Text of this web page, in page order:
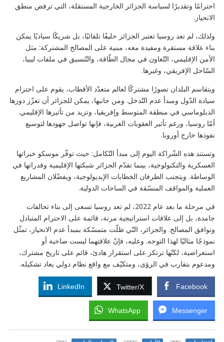
احترامًا وتقديرًا لسياسة الجزائر الخارجية المستقلة، التي ترفض منطق
الانحياز.
ولذلك، لم تعد روسيا تعتبر الجزائر حليفًا تلقائيًا، بل شريكًا سياديًا يمكن
بناء علاقة مستقرة ومفيدة معه، مبنية على المصالح المشتركة: مثل
الأمن الإقليمي، التّعاون في مجال الطّاقة، والتّنسيق في ملفات ليبيا،
السّاحل الإفريقي، وغيرها.
ويتقاسم البلدان تصورًا مشتركًا لعالم متعدّد الأقطاب، يقوم على احترام
سيادة الدّول ومبدأ عدم التّدخل. ومن جانبها، يمكن للجزائر أن تعزّز دورها
الدبلوماسي في منطقة المتوسط وإفريقيا، وتزيد من تأثيرها الإقليمي.
أمّا روسيا، ورغم تأثير العقوبات الغربية، فإنها تواصل جهودها لتوسيع
نفوذها خارج أوروبا.
وتستند هذه الشّراكة اليوم إلى مبدأ التّكامل: حيث توفّر موسكو خبراتها
العسكرية والتكنولوجية، بينما تقدّم الجزائر شبكتها الإقليمية وقدراتها في
الوساطة. ويتجنب الطرفان الخطابات الإيديولوجية، ويفضّلان المشاريع
العملية والمواقف المنسّقة في الساحات الدولية.
في مرحلة ما بعد عام 2022، لم تعد روسيا تسعى إلى بناء تحالفات
جامدة، بل إلى علاقات استراتيجية مرنة، قائمة على الاحترام المتبادل
وتوافق المصالح. والجزائر، التّي ظلّت متمسّكة بمبدأ عدم الانحياز، تمثّل
نموذجًا مثاليًا لهذا التوجه. وعليه، فإنّ علاقتهما ليست صاخبة أو
استعراضية، لكنّها ترتكز على استقرار هادئ، قائم على تاريخ مشترك،
ومدعوم بتقارب في الرؤى، ومتكيّف مع واقع نظام دولي يعاد تشكيله.
Facebook
Twitter/X
LinkedIn
Messenger
WhatsApp